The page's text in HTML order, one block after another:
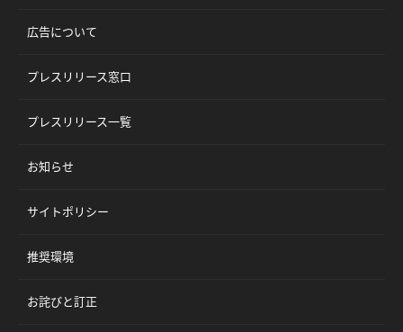
広告について
プレスリリース窓口
プレスリリース一覧
お知らせ
サイトポリシー
推奨環境
お詫びと訂正